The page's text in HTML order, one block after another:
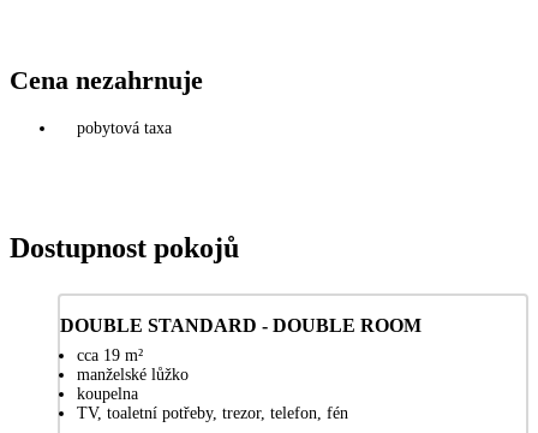
Cena nezahrnuje
pobytová taxa
Dostupnost pokojů
DOUBLE STANDARD - DOUBLE ROOM
cca 19 m²
manželské lůžko
koupelna
TV, toaletní potřeby, trezor, telefon, fén